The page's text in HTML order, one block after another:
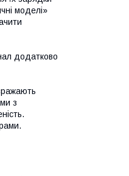
моделі»
додатково
з